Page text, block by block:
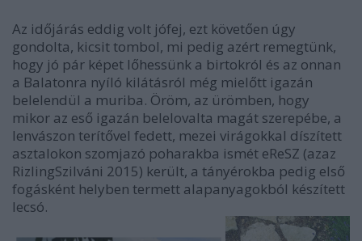
Az időjárás eddig volt jófej, ezt követően úgy
gondolta, kicsit tombol, mi pedig azért remegtünk,
hogy jó pár képet lőhessünk a birtokról és az onnan
a Balatonra nyíló kilátásról még mielőtt igazán
belelendül a muriba. Öröm, az ürömben, hogy
mikor az eső igazán belelovalta magát szerepébe, a
lenvászon terítővel fedett, mezei virágokkal díszített
asztalokon szomjazó poharakba ismét eReSZ (azaz
RizlingSzilváni 2015) került, a tányérokba pedig első
fogásként helyben termett alapanyagokból készített
lecsó.